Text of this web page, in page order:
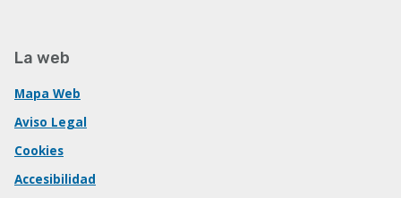
La web
Mapa Web
Aviso Legal
Cookies
Accesibilidad